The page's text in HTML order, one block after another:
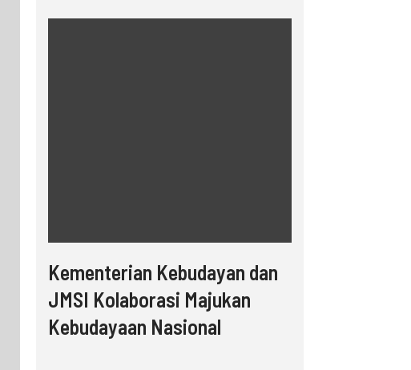
Kementerian Kebudayan dan
JMSI Kolaborasi Majukan
Kebudayaan Nasional